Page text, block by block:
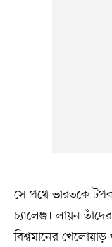
সে পথে ভারতকে
চ্যালেঞ্জ। লায়ন
বিশ্বমানের খেলোয়াড়